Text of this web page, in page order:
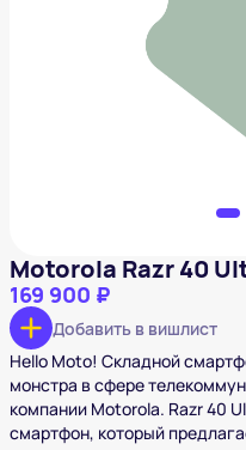
Motorola Razr 40
169 900 ₽
Добавить в вишлист
Hello Moto! Складной
монстра в сфере
компании Motorola. Razr 40
смартфон, который